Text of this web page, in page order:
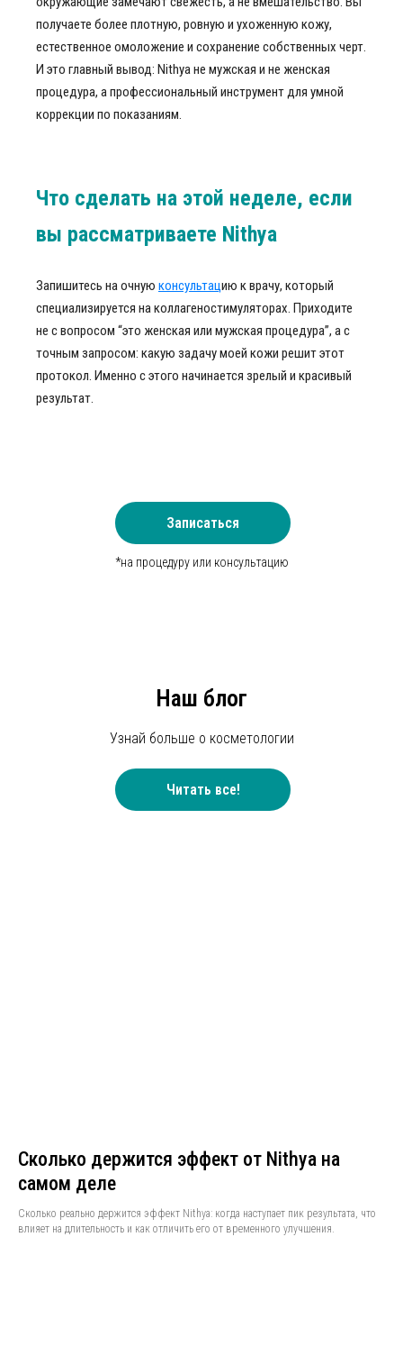
получаете более плотную, ровную и ухоженную кожу,
естественное омоложение и сохранение собственных черт.
И это главный вывод: Nithya не мужская и не женская
процедура, а профессиональный инструмент для умной
коррекции по показаниям.
Что сделать на этой неделе, если
вы рассматриваете Nithya
Запишитесь на очную консультацию к врачу, который
специализируется на коллагеностимуляторах. Приходите
не с вопросом “это женская или мужская процедура”, а с
точным запросом: какую задачу моей кожи решит этот
протокол. Именно с этого начинается зрелый и красивый
результат.
Записаться
*на процедуру или консультацию
Наш блог
Узнай больше о косметологии
Читать все!
Сколько держится эффект от Nithya на
самом деле
Сколько реально держится эффект Nithya: когда наступает пик результата, что
влияет на длительность и как отличить его от временного улучшения.